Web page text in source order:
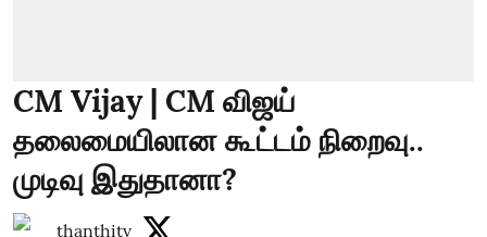
CM Vijay | CM விஜய்
தலைமையிலான கூட்டம் நிறைவு..
முடிவு இதுதானா?
thanthitv